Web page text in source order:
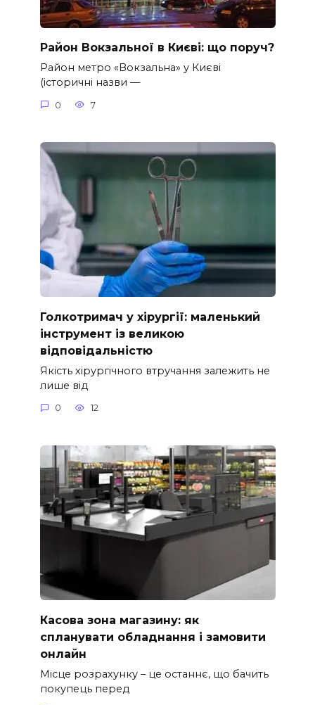
Район Вокзальної в Києві: що поруч?
Район метро «Вокзальна» у Києві
(історичні назви —
0 7
Голкотримач у хірургії: маленький
інструмент із великою
відповідальністю
Якість хірургічного втручання залежить не
лише від
0 12
Касова зона магазину: як
спланувати обладнання і замовити
онлайн
Місце розрахунку – це останнє, що бачить
покупець перед